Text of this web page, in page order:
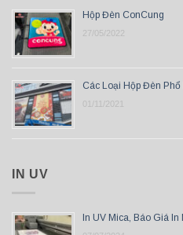
Hộp Đèn ConCung
27/05/2022
Các Loại Hộp Đèn Phổ
01/11/2021
IN UV
In UV Mica, Báo Giá